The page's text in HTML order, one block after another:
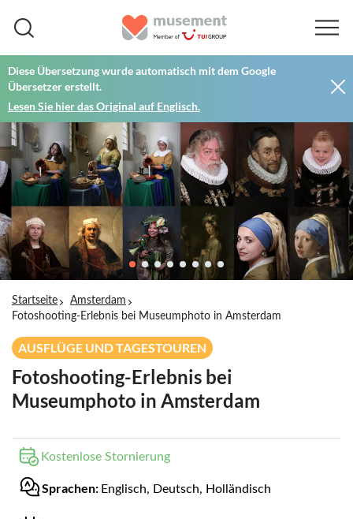
Diese Übersetzung wurde automatisch mit dem Google
Übersetzer erstellt.
Lesen Sie hier das Original auf Englisch.
Startseite
Amsterdam
Fotoshooting-Erlebnis bei Museumphoto in Amsterdam
AUSFLÜGE UND TAGESTOUREN
Fotoshooting-Erlebnis bei
Museumphoto in Amsterdam
Kostenlose Stornierung
Sprachen: Englisch, Deutsch, Holländisch